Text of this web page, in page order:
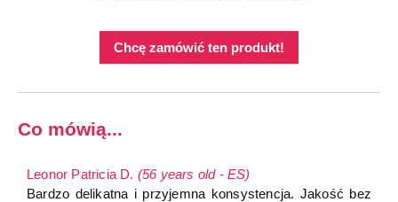
Chcę zamówić ten produkt!
Co mówią...
Leonor Patricia D. (56 years old - ES)
Bardzo delikatna i przyjemna konsystencja. Jakość bez